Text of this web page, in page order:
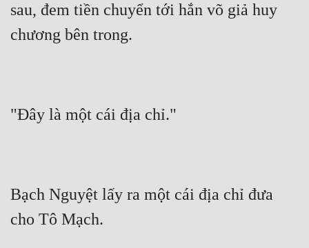
sau, đem tiền chuyển tới hắn võ giả huy
chương bên trong.
"Đây là một cái địa chỉ."
Bạch Nguyệt lấy ra một cái địa chỉ đưa
cho Tô Mạch.